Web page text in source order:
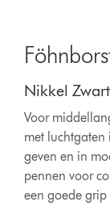
Nikkel Zwart
Voor
met luchtgaten
geven en in
pennen voor
een goede